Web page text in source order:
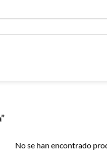
No se han encontrado